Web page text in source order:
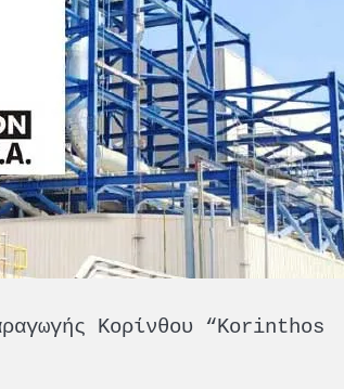
Κορίνθου “Korinthos